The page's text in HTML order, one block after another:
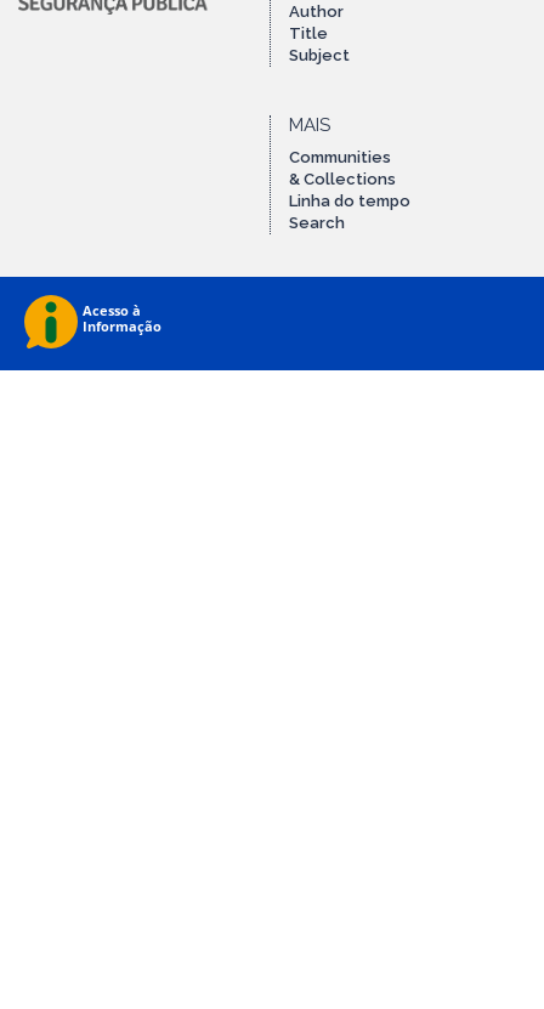
Author
Title
Subject
MAIS
Communities
& Collections
Linha do tempo
Search